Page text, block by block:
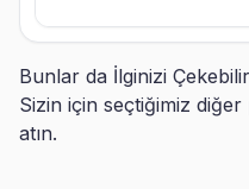
Bunlar da İlginizi Çekebilir
Sizin için seçtiğimiz
atın.